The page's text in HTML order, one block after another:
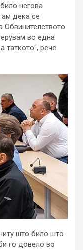
негова
дека се
Обвинителството
во една
таткото“, рече
што било што
го довело во